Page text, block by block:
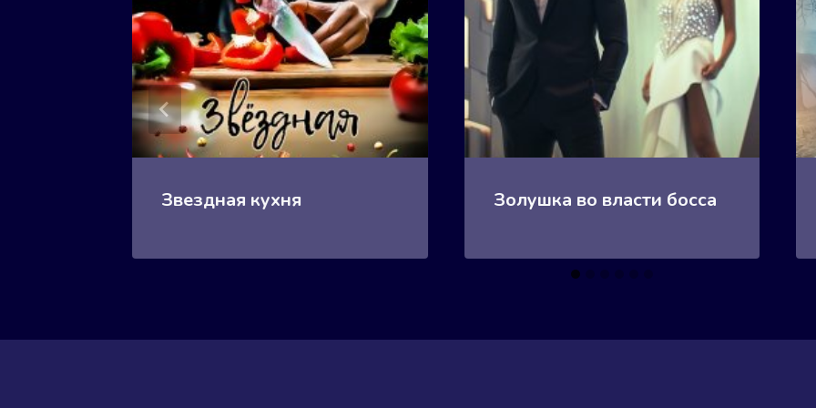
Звездная кухня Золушка во власти босса